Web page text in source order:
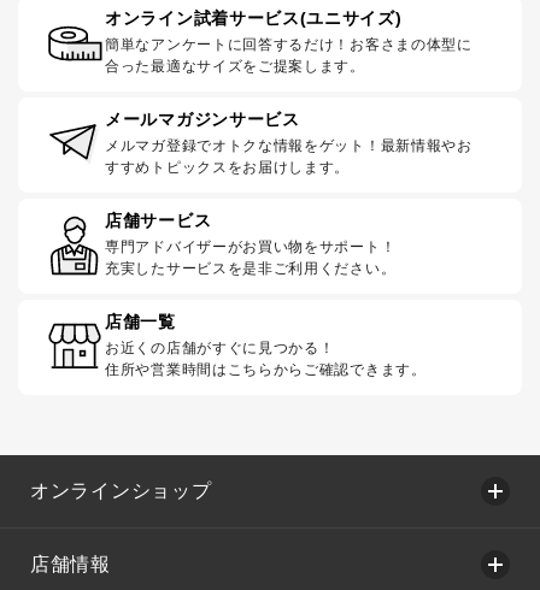
オンライン試着サービス(ユニサイズ)
簡単なアンケートに回答するだけ！お客さまの体型に
合った最適なサイズをご提案します。
メールマガジンサービス
メルマガ登録でオトクな情報をゲット！最新情報やお
すすめトピックスをお届けします。
店舗サービス
専門アドバイザーがお買い物をサポート！
充実したサービスを是非ご利用ください。
店舗一覧
お近くの店舗がすぐに見つかる！
住所や営業時間はこちらからご確認できます。
オンラインショップ
店舗情報